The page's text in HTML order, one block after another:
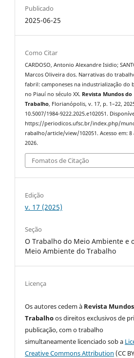
Publicado
2025-06-25
Como Citar
CARDOSO, Antonio Alexandre Isidio;
Marcos Oliveira dos. Narrativas do
fabril: camponeses na industrialização do
no Piauí no século XX. Revista Mundos do
Trabalho, Florianópolis, v. 17, p. 1–22,
10.5007/1984-9222.2025.e102051.
https://periodicos.ufsc.br/index.php/
rabalho/article/view/102051. Acesso em: 8
2026.
Fomatos de Citação
Edição
v. 17 (2025)
Seção
O Trabalho do Meio Ambiente e
Meio Ambiente do Trabalho
Licença
Os autores cedem à Revista
Trabalhoos direitos exclusivos de
publicação, com o trabalho
simultaneamente licenciado sob a
Creative Commons Attribution (CC